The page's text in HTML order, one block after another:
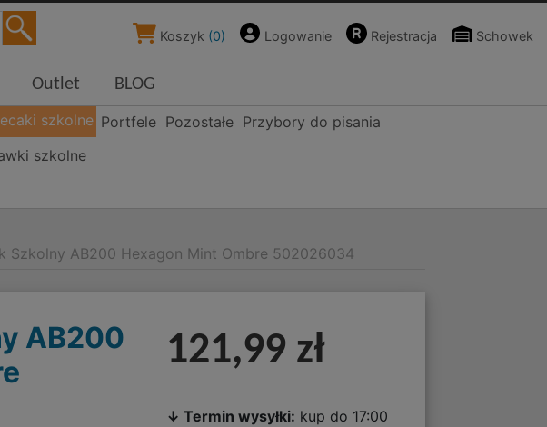
Koszyk (0) Logowanie Rejestracja Schowek
Outlet BLOG
szkolne Portfele Pozostałe Przybory do pisania
szkolne
Szkolny AB200 Hexagon Mint Ombre 502026034
AB200
121,99 zł
↓ Termin wysyłki: kup do 17:00